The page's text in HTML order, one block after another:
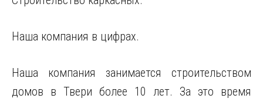
Наша компания в цифрах.
Наша компания занимается строительством
домов в Твери более 10 лет. За это время